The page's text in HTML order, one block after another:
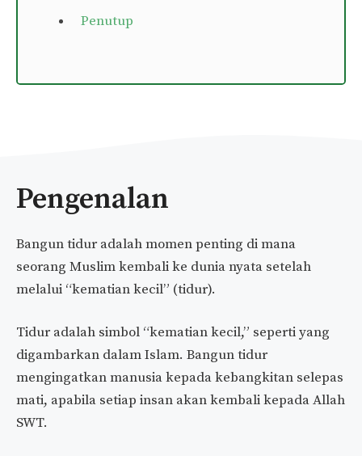
Penutup
Pengenalan
Bangun tidur adalah momen penting di mana
seorang Muslim kembali ke dunia nyata setelah
melalui “kematian kecil” (tidur).
Tidur adalah simbol “kematian kecil,” seperti yang
digambarkan dalam Islam. Bangun tidur
mengingatkan manusia kepada kebangkitan selepas
mati, apabila setiap insan akan kembali kepada Allah
SWT.